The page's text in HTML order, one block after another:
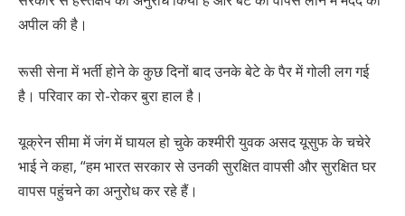
अपील की है।
रूसी सेना में भर्ती होने के कुछ दिनों बाद उनके बेटे के पैर में गोली लग गई
है। परिवार का रो-रोकर बुरा हाल है।
यूक्रेन सीमा में जंग में घायल हो चुके कश्मीरी युवक असद यूसुफ के चचेरे
भाई ने कहा, “हम भारत सरकार से उनकी सुरक्षित वापसी और सुरक्षित घर
वापस पहुंचने का अनुरोध कर रहे हैं।